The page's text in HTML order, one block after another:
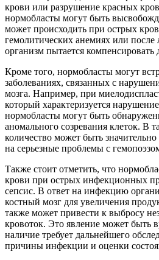
крови или разрушение красных
нормобласты могут быть
может происходить при острых
гемолитических анемиях или после
организм пытается
Кроме того, нормобласты могут
заболеваниях, связанных с
мозга. Например, при
который характеризуется
нормобласты могут быть
аномального созревания клеток. В
количество может быть
на серьезные проблемы с
Также стоит отметить, что
крови при острых инфекционных
сепсис. В ответ на инфекцию
костный мозг для увеличения
также может привести к выбросу
кровоток. Это явление может быть
наличие требует дальнейшего
причины инфекции и оценки